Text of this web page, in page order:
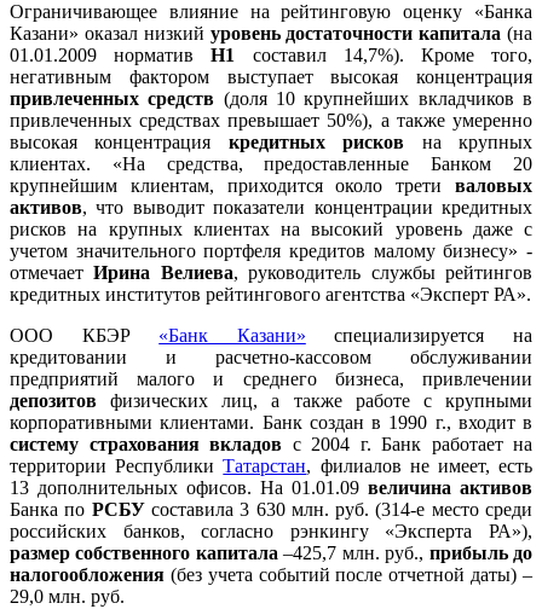
Ограничивающее влияние на рейтинговую оценку «Банка
Казани» оказал низкий уровень достаточности капитала (на
01.01.2009 нормативН1
составил 14,7%). Кроме того,
негативным фактором выступает высокая концентрация
привлеченных средств (доля 10 крупнейших вкладчиков в
привлеченных средствах превышает 50%), а также умеренно
высокая концентрация кредитных рисков на крупных
клиентах. «На средства, предоставленные Банком 20
крупнейшим клиентам, приходится около трети валовых
активов, что выводит показатели концентрации кредитных
рисков на крупных клиентах на высокий уровень даже с
учетом значительного портфеля кредитов малому бизнесу» -
отмечаетИрина Велиева, руководитель службы рейтингов
кредитных институтов рейтингового агентства «Эксперт РА».
ООО КБЭР «Банк Казани» специализируется на
кредитовании и расчетно-кассовом обслуживании
предприятий малого и среднего бизнеса, привлечении
депозитов физических лиц, а также работе с крупными
корпоративными клиентами. Банк создан в 1990 г., входит в
систему страхования вкладов с 2004 г. Банк работает на
территории РеспубликиТатарстан, филиалов не имеет, есть
13 дополнительных офисов. На 01.01.09 величина активов
Банка по РСБУсоставила 3 630 млн. руб. (314-е место среди
российских банков, согласно рэнкингу «Эксперта РА»),
размер собственного капитала –425,7 млн. руб., прибыль до
налогообложения (без учета событий после отчетной даты) –
29,0 млн. руб.